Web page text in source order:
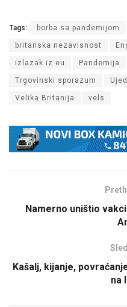
Tags: borba sa pandemijom
britanska nezavisnost
izlazak iz eu Pandemija
Trgovinski sporazum
Velika Britanija vels
Namerno uništio
Kašalj, kijanje,
na